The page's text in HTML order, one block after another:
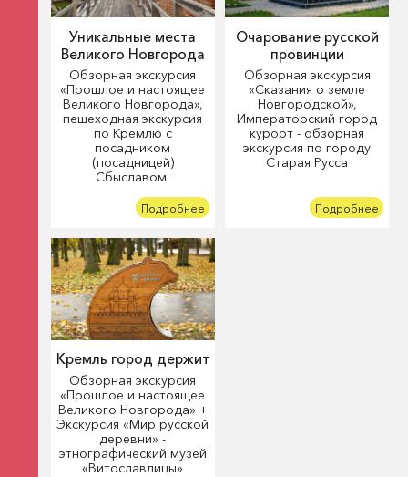
Уникальные места
Великого Новгорода
Обзорная экскурсия
«Прошлое и настоящее
Великого Новгорода»,
пешеходная экскурсия
по Кремлю с
посадником
(посадницей)
Сбыславом.
Подробнее
Очарование русской
провинции
Обзорная экскурсия
«Сказания о земле
Новгородской»,
Императорский город
курорт - обзорная
экскурсия по городу
Старая Русса
Подробнее
Кремль город держит
Обзорная экскурсия
«Прошлое и настоящее
Великого Новгорода» +
Экскурсия «Мир русской
деревни» -
этнографический музей
«Витославлицы»